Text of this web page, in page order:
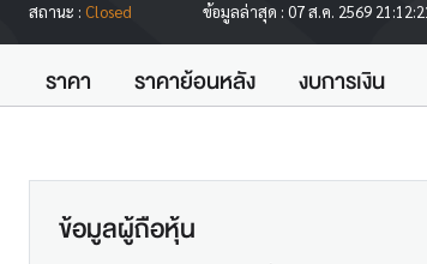
สถานะ : Closed ข้อมูลล่าสุด : 07 ส.ค. 2569
ราคา ราคาย้อนหลัง งบการเงิน
ข้อมูลผู้ถือหุ้น